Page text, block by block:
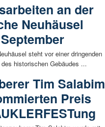
an der
Neuhäusel
steht vor einer dringenden
historischen Gebäudes ...
Tim Salabim
Preis